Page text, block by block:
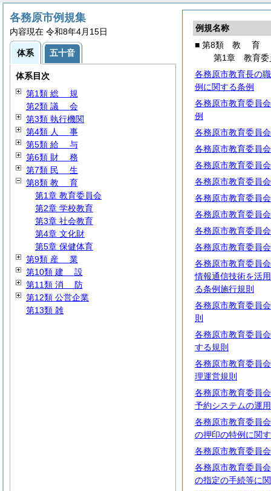
例規名称
■ 第8類 教 育
第1章 教育委
各務原市教育長の
例に関する条例
各務原市教育委員
例
各務原市教育委員
各務原市教育委員
各務原市教育委員
各務原市教育委員
各務原市教育委員
各務原市教育委員
各務原市教育委員
各務原市教育委員
各務原市教育委員
情報通信技術を活
る条例施行規則
各務原市教育委員
則
各務原市教育委員
する規則
各務原市教育委員
理運営規則
各務原市教育委員
予約システムの運
各務原市教育委員
の押印の特例に関
各務原市教育委員
各務原市教育委員
の指定の手続等に
各務原市例規集
内容現在 令和8年4月15日
体系 五十音
体系目次
第1類 総 規
第2類 議 会
第3類 執行機関
第4類 人 事
第5類 給 与
第6類 財 務
第7類 民 生
第8類 教 育
第1章 教育委員会
第2章 学校教育
第3章 社会教育
第4章 文化財
第5章 保健体育
第9類 産 業
第10類 建 設
第11類 消 防
第12類 公営企業
第13類 雑